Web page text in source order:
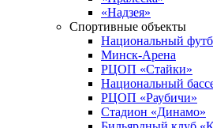
«Надзея»
Спортивные объекты
Национальный
Минск-Арена
РЦОП «Стайки»
Национальный
РЦОП «Раубичи»
Стадион «Динамо»